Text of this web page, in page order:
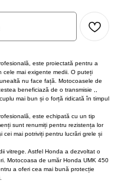
este proiectată pentru a
cele mai exigente medii. O puteți
nu face față. Motocoasele de
beneficiază de o transmisie ,,
mai bun și o forță ridicată în timpul
este echipată cu un tip
sunt renumiți pentru rezistența lor
mai potriviți pentru lucrări grele și
vitrege. Astfel Honda a dezvoltat o
Motocoasa de umăr Honda UMK 450
a oferi cea mai bună protecție